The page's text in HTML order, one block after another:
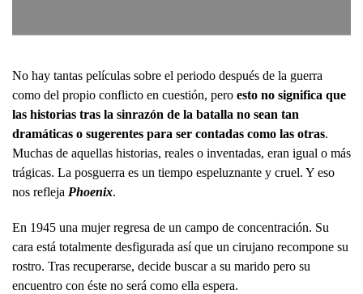
No hay tantas películas sobre el periodo después de la guerra
como del propio conflicto en cuestión, pero esto no significa que
las historias tras la sinrazón de la batalla no sean tan
dramáticas o sugerentes para ser contadas como las otras.
Muchas de aquellas historias, reales o inventadas, eran igual o más
trágicas. La posguerra es un tiempo espeluznante y cruel. Y eso
nos refleja Phoenix.
En 1945 una mujer regresa de un campo de concentración. Su
cara está totalmente desfigurada así que un cirujano recompone su
rostro. Tras recuperarse, decide buscar a su marido pero su
encuentro con éste no será como ella espera.